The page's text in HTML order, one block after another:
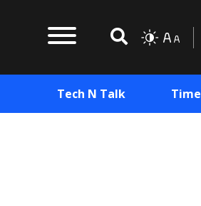
Tech N Talk